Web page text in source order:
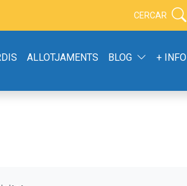
CERCAR
ALLOTJAMENTS BLOG + INFO